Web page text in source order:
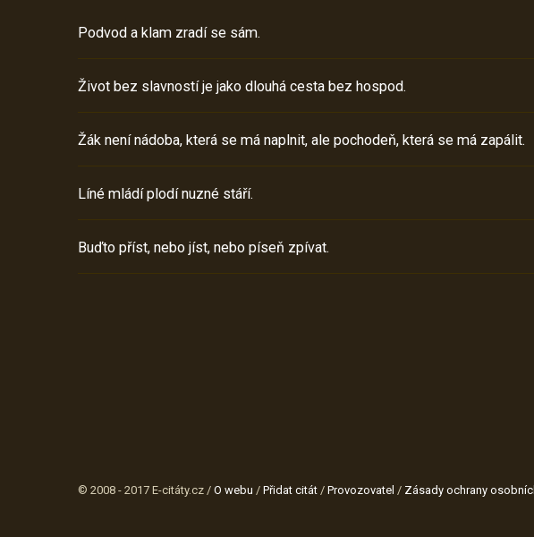
Podvod a klam zradí se sám.
Život bez slavností je jako dlouhá cesta bez hospod.
Žák není nádoba, která se má naplnit, ale pochodeň, která se má zapálit.
Líné mládí plodí nuzné stáří.
Buďto příst, nebo jíst, nebo píseň zpívat.
© 2008 - 2017 E-citáty.cz / O webu / Přidat citát / Provozovatel / Zásady ochrany